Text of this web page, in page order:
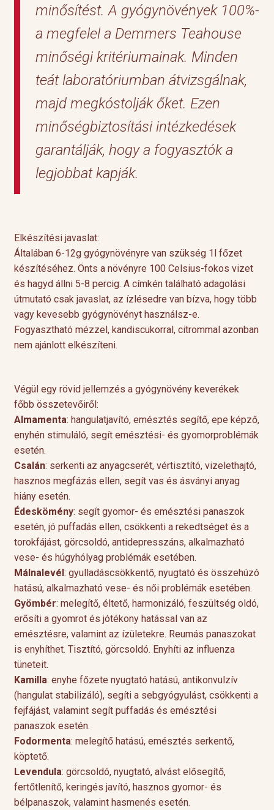
minősítést. A gyógynövények 100%-
a megfelel a Demmers Teahouse
minőségi kritériumainak. Minden
teát laboratóriumban átvizsgálnak,
majd megkóstolják őket. Ezen
minőségbiztosítási intézkedések
garantálják, hogy a fogyasztók a
legjobbat kapják.
Elkészítési javaslat:
Általában 6-12g gyógynövényre van szükség 1l főzet
készítéséhez. Önts a növényre 100 Celsius-fokos vizet
és hagyd állni 5-8 percig. A címkén található adagolási
útmutató csak javaslat, az ízlésedre van bízva, hogy több
vagy kevesebb gyógynövényt használsz-e.
Fogyasztható mézzel, kandiscukorral, citrommal azonban
nem ajánlott elkészíteni.
Végül egy rövid jellemzés a gyógynövény keverékek
főbb összetevőiről:
Almamenta: hangulatjavító, emésztés segítő, epe képző,
enyhén stimuláló, segít emésztési- és gyomorproblémák
esetén.
Csalán: serkenti az anyagcserét, vértisztító, vizelethajtó,
hasznos megfázás ellen, segít vas és ásványi anyag
hiány esetén.
Édeskömény: segít gyomor- és emésztési panaszok
esetén, jó puffadás ellen, csökkenti a rekedtséget és a
torokfájást, görcsoldó, antidepresszáns, alkalmazható
vese- és húgyhólyag problémák esetében.
Málnalevél : gyulladáscsökkentő, nyugtató és összehúzó
hatású, alkalmazható vese- és női problémák esetében.
Gyömbér: melegítő, éltető, harmonizáló, feszültség oldó,
erősíti a gyomrot és jótékony hatással van az
emésztésre, valamint az ízületekre. Reumás panaszokat
is enyhíthet. Tisztító, görcsoldó. Enyhíti az influenza
tüneteit.
Kamilla: enyhe főzete nyugtató hatású, antikonvulzív
(hangulat stabilizáló), segíti a sebgyógyulást, csökkenti a
fejfájást, valamint segít puffadás és emésztési
panaszok esetén.
Fodormenta: melegítő hatású, emésztés serkentő,
köptető.
Levendula: görcsoldó, nyugtató, alvást elősegítő,
fertőtlenítő, keringés javító, hasznos gyomor- és
bélpanaszok, valamint hasmenés esetén.